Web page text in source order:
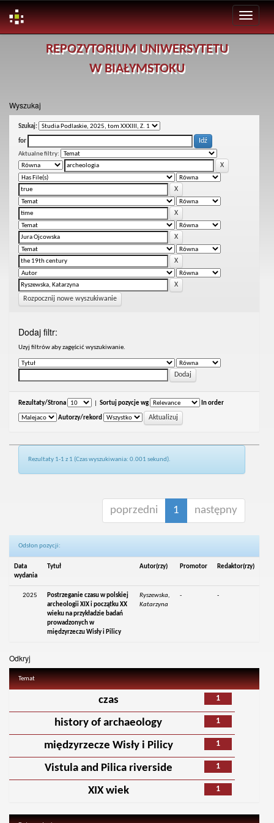
REPOZYTORIUM UNIWERSYTETU
W BIAŁYMSTOKU
Wyszukaj
Szukaj:
for
Aktualne filtry:
Rozpocznij nowe wyszukiwanie
Dodaj filtr:
Uzyj filtrów aby zagęścić wyszukiwanie.
Rezultaty/Strona Sortuj pozycje wg In order
Autorzy/rekord
Rezultaty 1-1 z 1 (Czas wyszukiwania: 0.001 sekund).
poprzedni 1 następny
Odsłon pozycji:
Data
wydania
Tytuł Autor(rzy) Promotor Redaktor(rzy)
2025
Postrzeganie czasu w polskiej
archeologii XIX i początku XX
wieku na przykładzie badań
prowadzonych w
międzyrzeczu Wisły i Pilicy
Ryszewska,
Katarzyna
- -
Odkryj
Temat
1
czas
1
history of archaeology
1
międzyrzecze Wisły i Pilicy
1
Vistula and Pilica riverside
1
XIX wiek